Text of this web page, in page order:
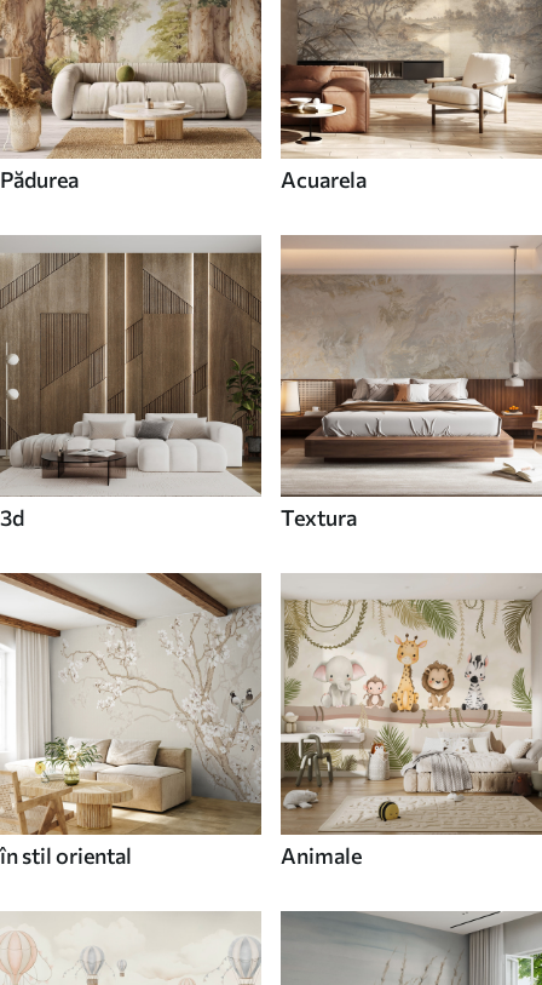
Pădurea Acuarela
3d Textura
în stil oriental Animale